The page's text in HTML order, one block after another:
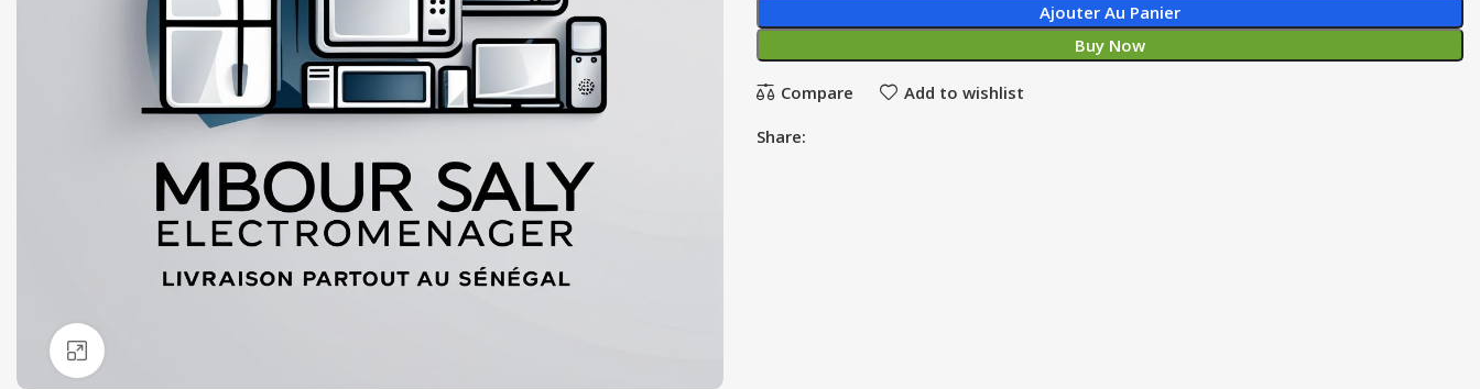
Ajouter Au Panier
Buy Now
Compare Add to wishlist
Share: